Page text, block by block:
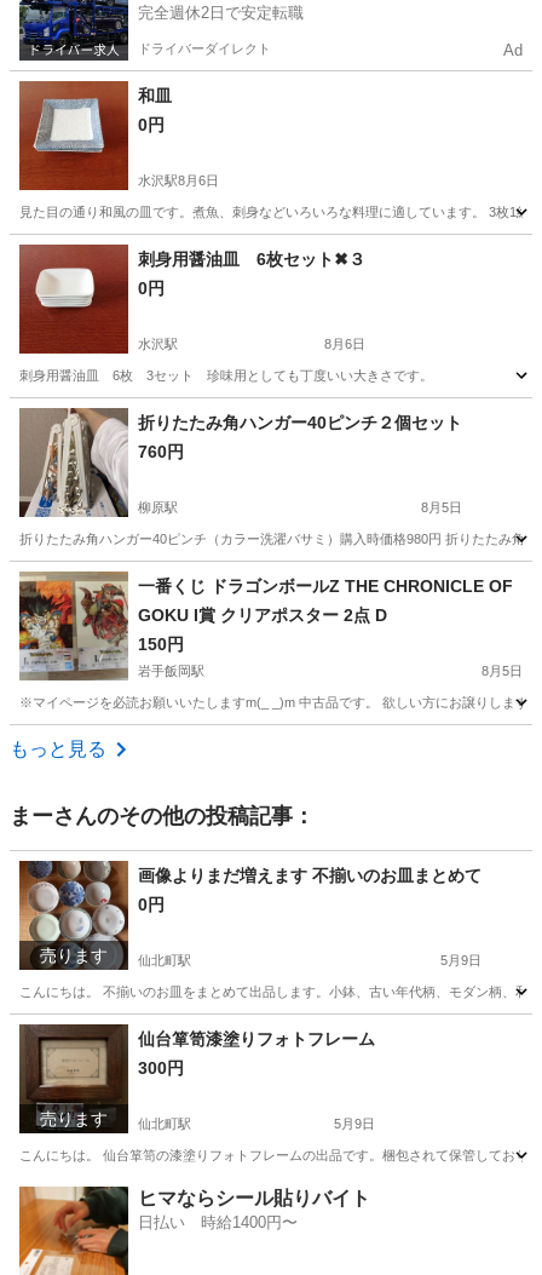
完全週休2日で安定転職
ドライバーダイレクト Ad
和皿
0円
水沢駅8月6日
見た目の通り和風の皿です。煮魚、刺身などいろいろな料理に適しています。 3枚1組
岩手 奥州市 水沢駅 食器
刺身用醤油皿 6枚セット✖３
0円
水沢駅 8月6日
刺身用醤油皿 6枚 3セット 珍味用としても丁度いい大きさです。
岩手 奥州市 水沢駅 食器 醤油
折りたたみ角ハンガー40ピンチ２個セット
760円
柳原駅 8月5日
折りたたみ角ハンガー40ピンチ（カラー洗濯バサミ）購入時価格980円 折りたたみ角
岩手 北上市 柳原駅 洗濯用品
一番くじ ドラゴンボールZ THE CHRONICLE OF
GOKU I賞 クリアポスター 2点 D
150円
岩手飯岡駅 8月5日
※マイページを必読お願いいたしますm(_ _)m 中古品です。 欲しい方にお譲りします
岩手 盛岡市
もっと見る
まーさんのその他の投稿記事：
売ります
画像よりまだ増えます 不揃いのお皿まとめて
0円
仙北町駅 5月9日
こんにちは。 不揃いのお皿をまとめて出品します。小鉢、古い年代柄、モダン柄、
岩手 盛岡市 仙北町駅 食器 小鉢
売ります
仙台箪笥漆塗りフォトフレーム
300円
仙北町駅 5月9日
こんにちは。 仙台箪笥の漆塗りフォトフレームの出品です。梱包されて保管してお
岩手 盛岡市 仙北町駅 インテリア雑貨/小物
ヒマならシール貼りバイト
日払い 時給1400円〜